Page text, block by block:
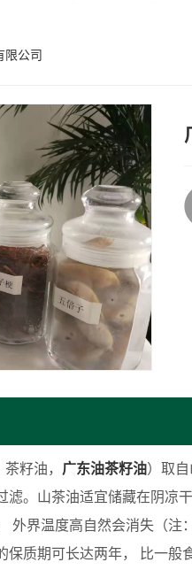
限公司
籽油， 广东油茶籽油）取
滤。山茶油适宜储藏在阴凉
外界温度高自然会消失（
保质期可长达两年， 比一